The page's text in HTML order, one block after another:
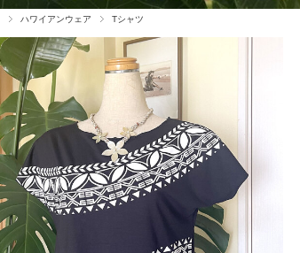
ハワイアンウェア Tシャツ